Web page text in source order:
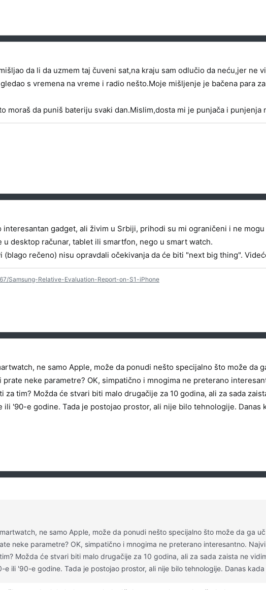
da li da uzmem taj čuveni sat,na kraju sam odlučio da neću,jer ne
s vremena na vreme i radio nešto.Moje mišljenje je bačena para
moraš da puniš bateriju svaki dan.Mislim,dosta mi je punjača i
interesantan gadget, ali živim u Srbiji, prihodi su mi ograničeni i ne
desktop računar, tablet ili smartfon, nego u smart watch.
(blago rečeno) nisu opravdali očekivanja da će biti "next big thing".
Samsung-Relative-Evaluation-Report-on-S1-iPhone
ne samo Apple, može da ponudi nešto specijalno što može
neke parametre? OK, simpatično i mnogima ne preterano
za tim? Možda će stvari biti malo drugačije za 10 godina, ali za sada
ili '90-e godine. Tada je postojao prostor, ali nije bilo tehnologije. Danas
ne samo Apple, može da ponudi nešto specijalno što može da ga
neke parametre? OK, simpatično i mnogima ne preterano interesantno.
Možda će stvari biti malo drugačije za 10 godina, ali za sada zaista ne
ili '90-e godine. Tada je postojao prostor, ali nije bilo tehnologije. Danas